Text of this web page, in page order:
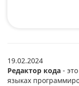
19.02.2024
Редактор кода -
языках